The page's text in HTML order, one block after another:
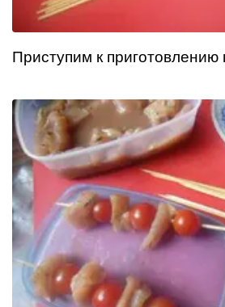
Приступим к